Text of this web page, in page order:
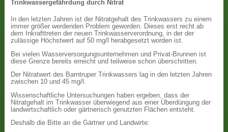
Trinkwassergefährdung durch Nitrat
In den letzten Jahren ist der Nitratgehalt des Trinkwassers zu einem
immer größer werdenden Problem geworden. Dieses erst recht ab
dem Inkrafttreten der neuen Trinkwasserverordnung, in der der
zulässige Höchstwert auf 50 mg/l herabgesetzt worden ist.
Bei vielen Wasserversorgungsunternehmen und Privat-Brunnen ist
diese Grenze bereits erreicht und teilweise schon überschritten.
Der Nitratwert des Barntruper Trinkwassers lag in den letzten Jahren
zwischen 10 und 45 mg/l.
Wissenschaftliche Untersuchungen haben ergeben, dass der
Nitratgehalt im Trinkwasser überwiegend aus einer Überdüngung der
landwirtschaftlich oder gärtnerisch genutzten Flächen entsteht.
Deshalb die Bitte an die Gärtner und Landwirte: